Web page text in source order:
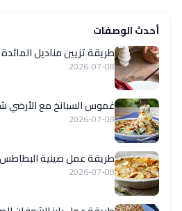
أحدث الوصفات
طريقة تزيين مناديل المائدة
2026-07-08
غموس السبانخ مع
2026-07-08
طريقة عمل صينية البطاطس
2026-07-08